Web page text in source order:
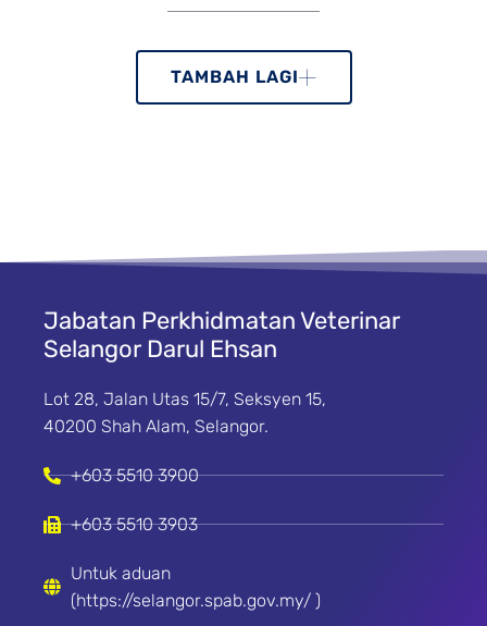
TAMBAH LAGI
Jabatan Perkhidmatan Veterinar
Selangor Darul Ehsan
Lot 28, Jalan Utas 15/7, Seksyen 15,
40200 Shah Alam, Selangor.
+603 5510 3900
+603 5510 3903
Untuk aduan
(https://selangor.spab.gov.my/ )